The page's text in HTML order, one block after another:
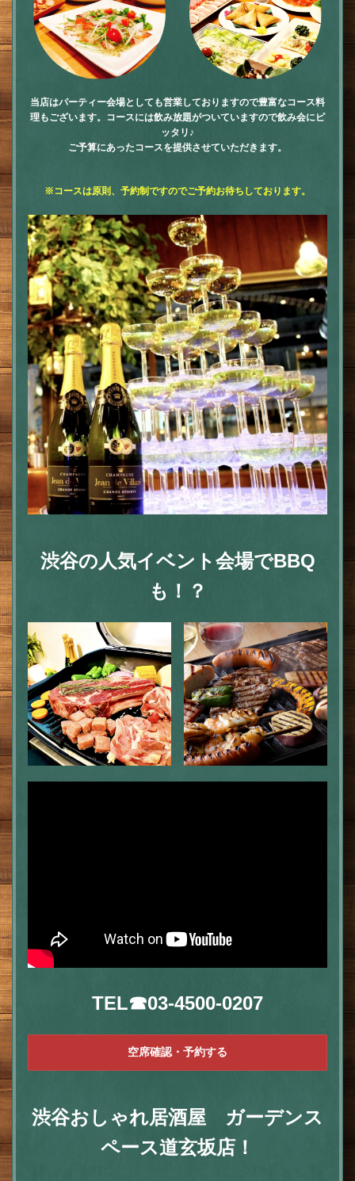
当店はパーティー会場としても営業しておりますので豊富なコース料
理もございます。コースには飲み放題がついていますので飲み会にピ
ッタリ♪
ご予算にあったコースを提供させていただきます。
※コースは原則、予約制ですのでご予約お待ちしております。
渋谷の人気イベント会場でBBQ
も！？
TEL☎03-4500-0207
空席確認・予約する
渋谷おしゃれ居酒屋 ガーデンス
ペース道玄坂店！